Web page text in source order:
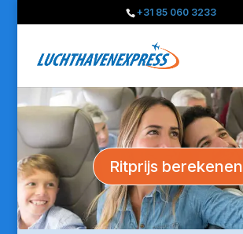
+31 85 060 3233
Ritprijs berekenen